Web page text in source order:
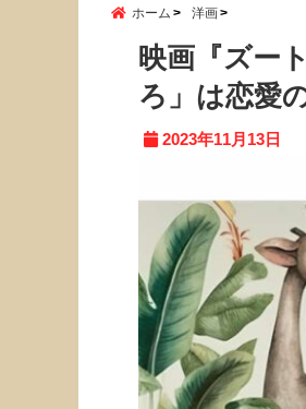
ホーム 洋画
映画『ズー
ろ」は恋愛
2023年11月13日